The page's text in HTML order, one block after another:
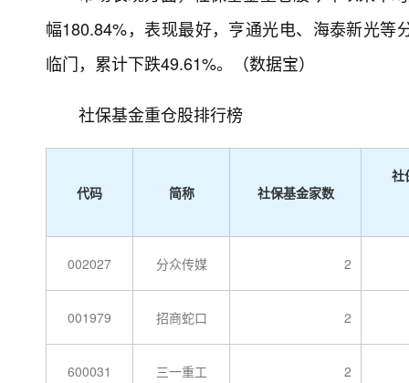
幅180.84%，表现最好，亨通光电、海泰新光等
临门，累计下跌49.61%。（数据宝）
社保基金重仓股排行榜
代码 简称 社保基金家数
社
002027 分众传媒 2
001979 招商蛇口 2
600031 三一重工 2